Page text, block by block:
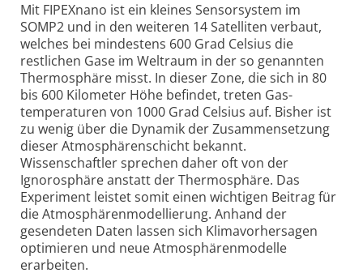
Mit FIPEXnano ist ein kleines Sensorsystem im
SOMP2 und in den weiteren 14 Satelliten verbaut,
welches bei mindestens 600 Grad Celsius die
restlichen Gase im Weltraum in der so genannten
Thermosphäre misst. In dieser Zone, die sich in 80
bis 600 Kilometer Höhe befindet, treten Gas­
temperaturen von 1000 Grad Celsius auf. Bisher ist
zu wenig über die Dynamik der Zusammen­setzung
dieser Atmosphären­schicht bekannt.
Wissenschaftler sprechen daher oft von der
Ignorosphäre anstatt der Thermosphäre. Das
Experiment leistet somit einen wichtigen Beitrag für
die Atmosphären­modellierung. Anhand der
gesendeten Daten lassen sich Klima­vorhersagen
optimieren und neue Atmosphären­modelle
erarbeiten.